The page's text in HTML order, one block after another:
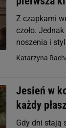
Z czapkami
czoło.
noszenia i
Katarzyna
Jesień w
każdy
Gdy dni stają